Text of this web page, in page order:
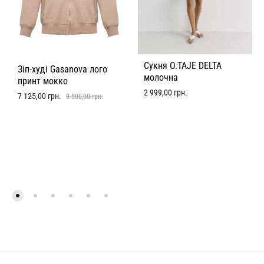
Зіп-худі Gasanova лого
принт мокко
7 125,00 грн. 9 500,00грн.
Сукня O.TAJE DELTA
молочна
2 999,00 грн.